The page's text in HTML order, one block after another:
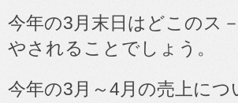
今年の3月末日はどこのス
やされることでしょう。
今年の3月～4月の売上につ